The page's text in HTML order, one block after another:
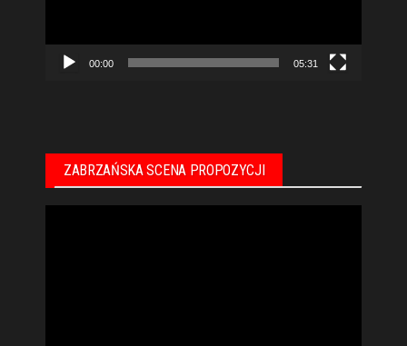
00:00 05:31
ZABRZAŃSKA SCENA PROPOZYCJI